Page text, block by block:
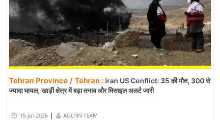
Tehran Province / Tehran : Iran US Conflict: 35 की मौत, 300 से
ज्यादा घायल, खाड़ी क्षेत्र में बढ़ा तनाव और मिसाइल अलर्ट जारी
15-Jul-2026 | AGCNN TEAM